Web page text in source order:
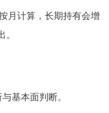
月计算，长期持有会增
基本面判断。